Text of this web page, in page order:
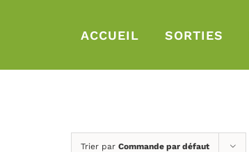
ACCUEIL SORTIES
Trier par Commande par défaut